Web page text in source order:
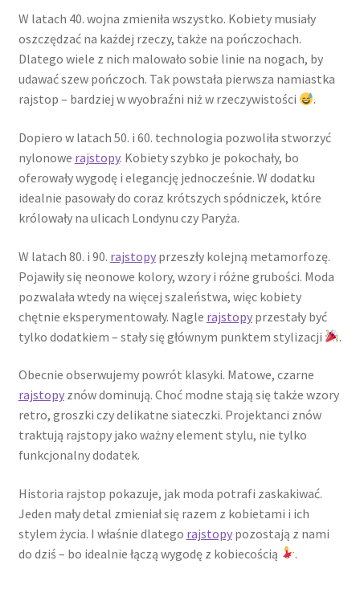
W latach 40. wojna zmieniła wszystko. Kobiety musiały
oszczędzać na każdej rzeczy, także na pończochach.
Dlatego wiele z nich malowało sobie linie na nogach, by
udawać szew pończoch. Tak powstała pierwsza namiastka
rajstop – bardziej w wyobraźni niż w rzeczywistości
.
Dopiero w latach 50. i 60. technologia pozwoliła stworzyć
nylonowe rajstopy. Kobiety szybko je pokochały, bo
oferowały wygodę i elegancję jednocześnie. W dodatku
idealnie pasowały do coraz krótszych spódniczek, które
królowały na ulicach Londynu czy Paryża.
W latach 80. i 90. rajstopyprzeszły kolejną metamorfozę.
Pojawiły się neonowe kolory, wzory i różne grubości. Moda
pozwalała wtedy na więcej szaleństwa, więc kobiety
chętnie eksperymentowały. Nagle rajstopyprzestały być
tylko dodatkiem – stały się głównym punktem stylizacji
.
Obecnie obserwujemy powrót klasyki. Matowe, czarne
rajstopyznów dominują. Choć modne stają się także wzory
retro, groszki czy delikatne siateczki. Projektanci znów
traktują rajstopy jako ważny element stylu, nie tylko
funkcjonalny dodatek.
Historia rajstop pokazuje, jak moda potrafi zaskakiwać.
Jeden mały detal zmieniał się razem z kobietami i ich
stylem życia. I właśnie dlatego rajstopypozostają z nami
do dziś – bo idealnie łączą wygodę z kobiecością
.